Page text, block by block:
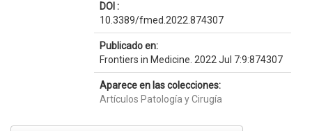
DOI :
10.3389/fmed.2022.874307
Publicado en:
Frontiers in Medicine. 2022 Jul 7:9:874307
Aparece en las colecciones:
Artículos Patología y Cirugía